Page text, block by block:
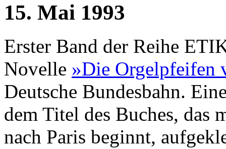
15. Mai 1993
Erster Band der Reihe
Novelle »Die Orgelpfeifen
Deutsche Bundesbahn.
dem Titel des Buches, das
nach Paris beginnt,